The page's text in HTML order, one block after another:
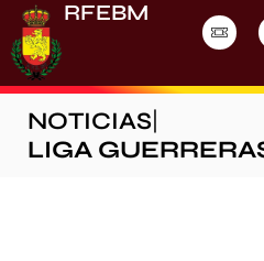
RFEBM
NOTICIAS
LIGA